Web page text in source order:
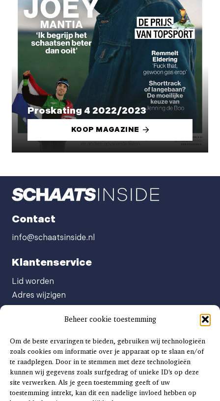
Beheer cookie toestemming
Om de beste ervaringen te bieden, gebruiken wij technologieën
zoals cookies om informatie over je apparaat op te slaan en/of
te raadplegen. Door in te stemmen met deze technologieën
kunnen wij gegevens zoals surfgedrag of unieke ID's op deze
site verwerken. Als je geen toestemming geeft of uw
toestemming intrekt, kan dit een nadelige invloed hebben op
Proskating 4 2022/2023
KOOP MAGAZINE
Contact
info@schaatsinside.nl
Klantenservice
Lid worden
Adres wijzigen
Abonnement opzeggen
Afgeven automatische incasso
Factuur betalen
Klachtenformulier
Overige vragen